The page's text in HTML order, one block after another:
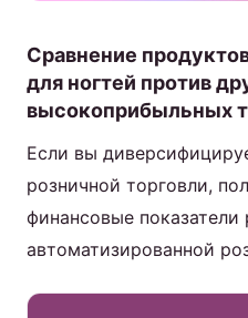
Сравнение
для ногтей против
высокоприбыльных
Если вы
розничной торговли,
финансовые
автоматизированной